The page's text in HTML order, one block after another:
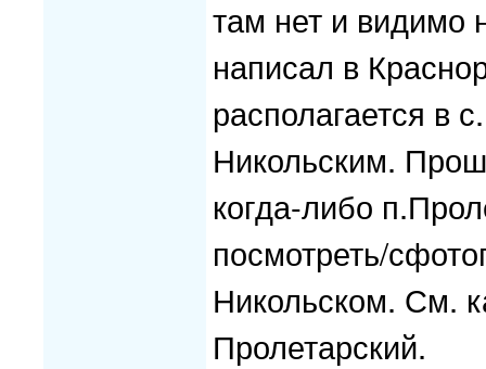
там нет и видимо
написал в
располагается в
Никольским.
когда-либо
посмотреть/
Никольском. См.
Пролетарский.